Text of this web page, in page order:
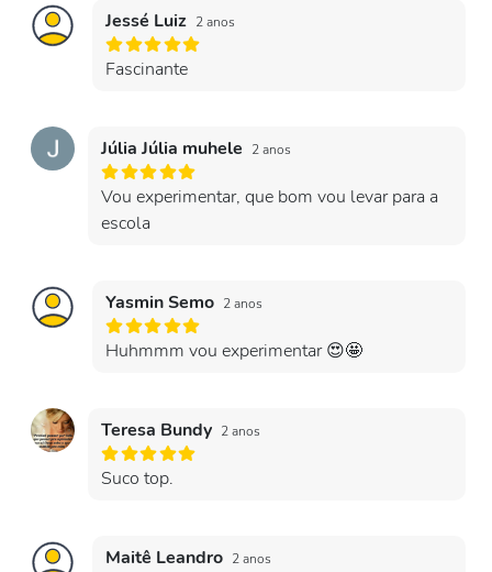
Jessé Luiz 2 anos
Fascinante
Júlia Júlia muhele 2 anos
Vou experimentar, que bom vou levar para a
escola
Yasmin Semo 2 anos
Huhmmm vou experimentar 😍🤩
Teresa Bundy 2 anos
Suco top.
Maitê Leandro 2 anos